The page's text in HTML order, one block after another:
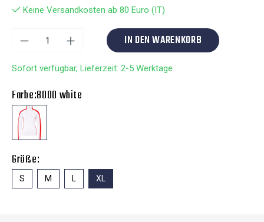
Keine Versandkosten ab 80 Euro (IT)
IN DEN WARENKORB
Sofort verfügbar, Lieferzeit: 2-5 Werktage
Farbe:8000 white
Größe:
S M L XL